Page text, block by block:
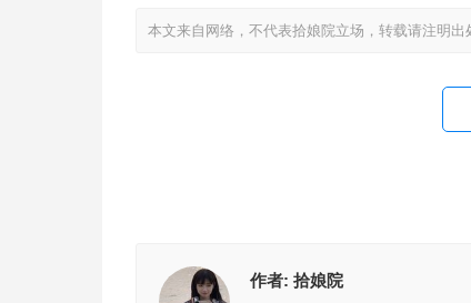
本文来自网络，不代表拾娘院立场，转载请注明
作者: 拾娘院